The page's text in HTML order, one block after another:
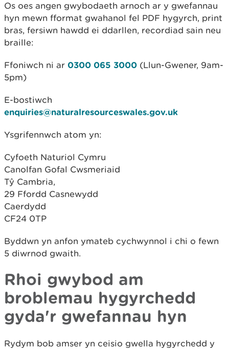
Os oes angen gwybodaeth arnoch ar y gwefannau
hyn mewn fformat gwahanol fel PDF hygyrch, print
bras, fersiwn hawdd ei ddarllen, recordiad sain neu
braille:
Ffoniwch ni ar 0300 065 3000 (Llun-Gwener, 9am-
5pm)
E-bostiwch
enquiries@naturalresourceswales.gov.uk
Ysgrifennwch atom yn:
Cyfoeth Naturiol Cymru
Canolfan Gofal Cwsmeriaid
Tŷ Cambria,
29 Ffordd Casnewydd
Caerdydd
CF24 0TP
Byddwn yn anfon ymateb cychwynnol i chi o fewn
5 diwrnod gwaith.
Rhoi gwybod am
broblemau hygyrchedd
gyda'r gwefannau hyn
Rydym bob amser yn ceisio gwella hygyrchedd y